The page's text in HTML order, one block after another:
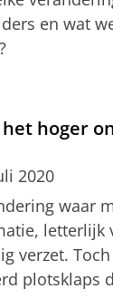
en wat
hoger
2020
waar
letterlijk
verzet.
plotsklaps